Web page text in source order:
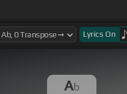
no volver
a verte
es que ya
no
lo entiendo
Lyrics On
Ab